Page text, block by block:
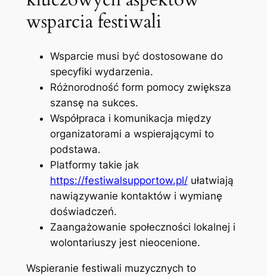
wsparcia festiwali
Wsparcie musi być dostosowane do
specyfiki wydarzenia.
Różnorodność form pomocy zwiększa
szansę na sukces.
Współpraca i komunikacja między
organizatorami a wspierającymi to
podstawa.
Platformy takie jak
https://festiwalsupportow.pl/ułatwiają
nawiązywanie kontaktów i wymianę
doświadczeń.
Zaangażowanie społeczności lokalnej i
wolontariuszy jest nieocenione.
Wspieranie festiwali muzycznych to